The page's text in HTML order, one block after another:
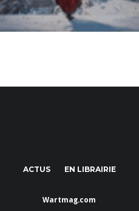
ACTUS EN LIBRAIRIE
Wartmag.com